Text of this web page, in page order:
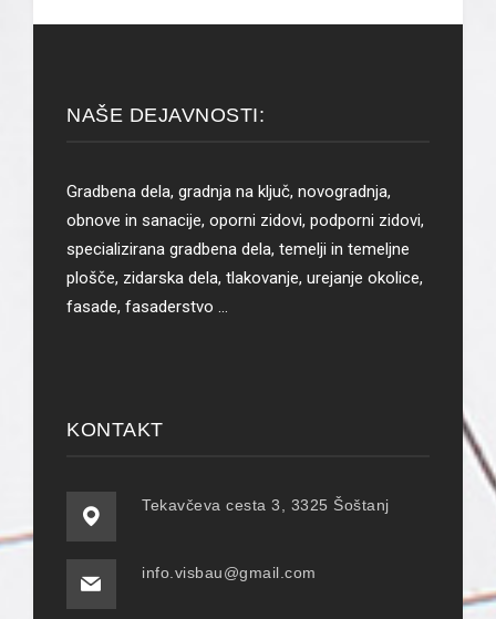
NAŠE DEJAVNOSTI:
Gradbena dela, gradnja na ključ, novogradnja,
obnove in sanacije, oporni zidovi, podporni zidovi,
specializirana gradbena dela, temelji in temeljne
plošče, zidarska dela, tlakovanje, urejanje okolice,
fasade, fasaderstvo …
KONTAKT
Tekavčeva cesta 3, 3325 Šoštanj
info.visbau@gmail.com